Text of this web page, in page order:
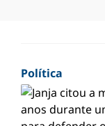
Política